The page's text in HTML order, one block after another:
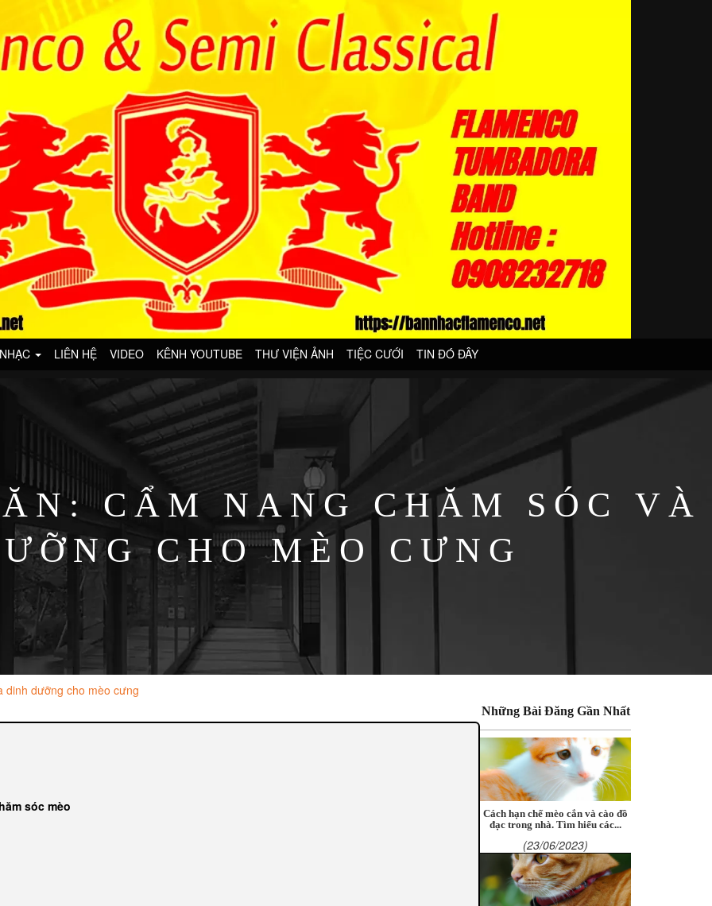
LIÊN HỆ VIDEO KÊNH YOUTUBE THƯ VIỆN ẢNH TIỆC CƯỚI TIN ĐÓ ĐÂY
CẨM NANG CHĂM SÓC VÀ
CHO MÈO CƯNG
dinh dưỡng cho mèo cưng
sóc mèo
Những Bài Đăng Gần Nhất
Cách hạn chế mèo cắn và cào đồ
đạc trong nhà. Tìm hiểu các...
(23/06/2023)